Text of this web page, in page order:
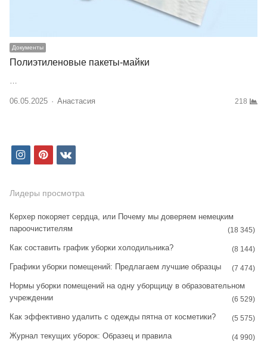
Документы
Полиэтиленовые пакеты-майки
06.05.2025 Author
Анастасия 218
i
s
a
g
r
a
p
n
e
r
e
s
v
Лидеры просмотра
Керхер покоряет сердца, или Почему мы доверяем немецким
пароочистителям
(18 345)
Как составить график уборки холодильника? (8 144)
Графики уборки помещений: Предлагаем лучшие образцы (7 474)
Нормы уборки помещений на одну уборщицу в образовательном
учреждении
(6 529)
Как эффективно удалить с одежды пятна от косметики? (5 575)
Журнал текущих уборок: Образец и правила (4 990)